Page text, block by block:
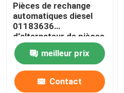
Pièces de rechange
automatiques diesel
01183636
d'alternateur de pièces
de moteur de FL413
Deutz meilleur prix
Contact